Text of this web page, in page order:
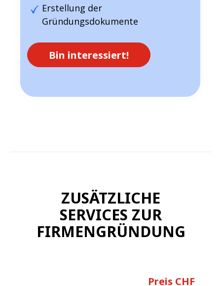
Bin interessiert!
Erstellung der
Gründungsdokumente
ZUSÄTZLICHE
SERVICES ZUR
FIRMENGRÜNDUNG
Preis CHF